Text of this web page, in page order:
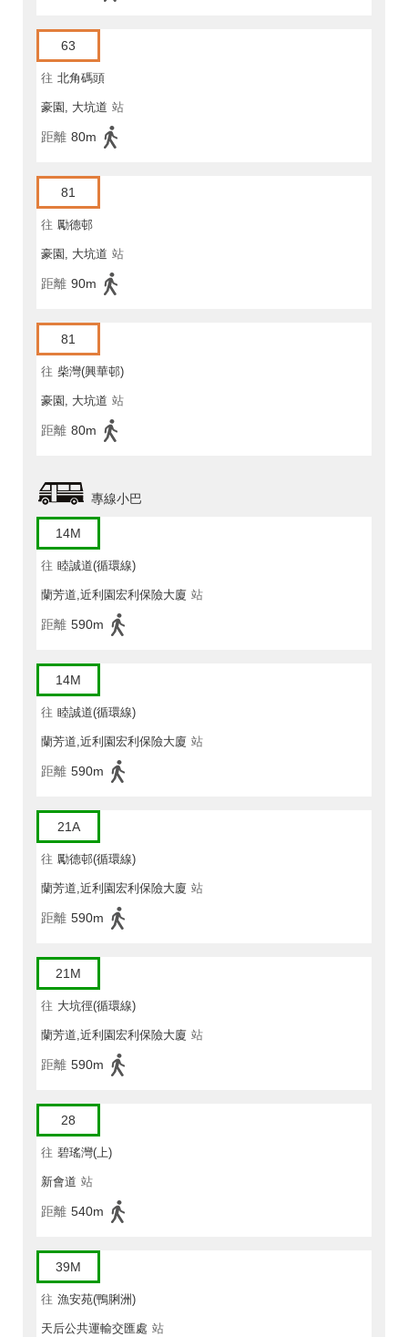
63
往 北角碼頭
豪園, 大坑道 站
距離 80m
81
往 勵德邨
豪園, 大坑道 站
距離 90m
81
往 柴灣(興華邨)
豪園, 大坑道 站
距離 80m
專線小巴
14M
往 睦誠道(循環線)
蘭芳道,近利園宏利保險大廈 站
距離 590m
14M
往 睦誠道(循環線)
蘭芳道,近利園宏利保險大廈 站
距離 590m
21A
往 勵德邨(循環線)
蘭芳道,近利園宏利保險大廈 站
距離 590m
21M
往 大坑徑(循環線)
蘭芳道,近利園宏利保險大廈 站
距離 590m
28
往 碧瑤灣(上)
新會道 站
距離 540m
39M
往 漁安苑(鴨脷洲)
天后公共運輸交匯處 站